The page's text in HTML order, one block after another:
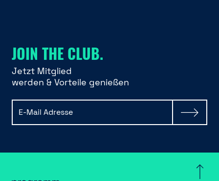
JOIN THE CLUB.
Jetzt Mitglied
werden & Vorteile genießen